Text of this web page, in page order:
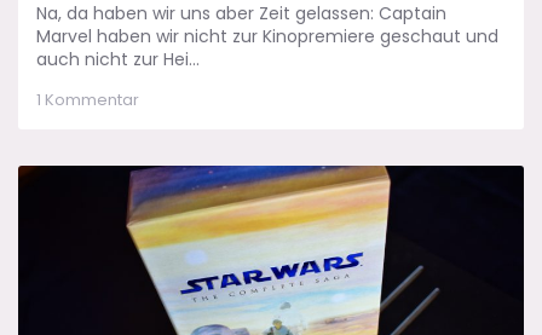
Na, da haben wir uns aber Zeit gelassen: Captain
Marvel haben wir nicht zur Kinopremiere geschaut und
auch nicht zur Hei...
1 Kommentarzu
Es
ist
nicht
leicht,
eine
Superfrau
zu
sein